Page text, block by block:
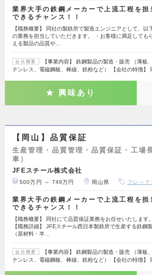
業界大手の鉄鋼メーカーで上流工程を担
できるチャンス！！
【職務概要】 同社の製鉄所で製造エンジニアとして、以
の業務を担当していただきます。 ・お客様に満足しても
える製品の品質や…
会社概要
【事業内容】 鉄鋼製品の製造・販売 （薄板
テンレス、電磁鋼板、棒線、鉄粉など） 【会社の特徴】
興味あり
【岡山】品質保証
生産管理・品質管理・品質保証・工場
車）
JFEスチール株式会社
500万円 ～ 749万円 岡山県 フレック
業界大手の鉄鋼メーカーで上流工程を担
できるチャンス！！
【職務概要】 同社にて品質保証業務をお任せいたします。
【職務詳細】 JFEスチール西日本製鉄所で生産する鉄鋼
（原材料・半…
会社概要
【事業内容】 鉄鋼製品の製造・販売 （薄板
テンレス、電磁鋼板、棒線、鉄粉など） 【会社の特徴】